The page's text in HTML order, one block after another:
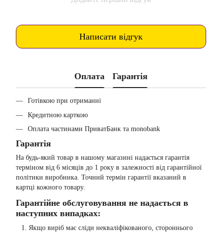
Написати відгук
Оплата Гарантія
Готівкою при отриманні
Кредитною карткою
Оплата частинами ПриватБанк та monobank
Гарантія
На будь-який товар в нашому магазині надається гарантія
терміном від 6 місяців до 1 року в залежності від гарантійної
політики виробника. Точний термін гарантії вказаний в
картці кожного товару.
Гарантійне обслуговування не надається в
наступних випадках:
Якщо виріб має сліди некваліфікованого, стороннього